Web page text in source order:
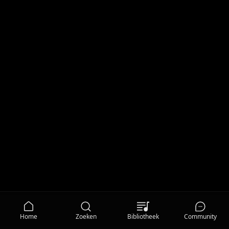
Home Zoeken Bibliotheek Community